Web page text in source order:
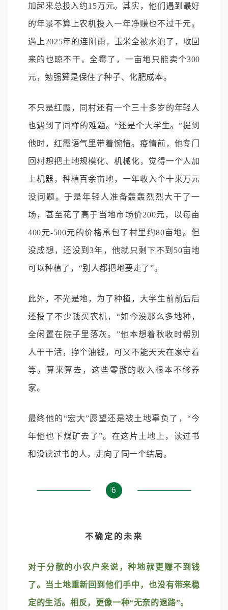
加起来总投入约15万元。其实，他们遇到最好
的年景不算上农机投入一年净赚也不过千元。
遇上2025年的连阴雨，玉米全被水泡了，收回
来的也晾不干，全霉了，一亩地只能卖个300
元，勉强算是保住了种子、化肥成本。
不只是红霞，同村还有一个三十多岁的年轻人
也遇到了同样的难题。“还是个大学生。”提到
他时，红霞语气里带着惋惜。疫情前，他专门
回村想把土地规模化、机械化，觉得一个人加
上机器，种植百余亩地，一年收入个十来万元
没问题。于是年轻人准备轰轰烈烈大干了一
场，甚至花了高于当地市场价200元，以每亩
400元-500元的价格承包了村里约80亩地。但
没成想，还没到3年，他就只剩下不到50亩地
可以种植了，“别人都把地要走了”。
此外，不光是地，为了种植，大学生前前后后
还投了不少钱买农机，“如今没那么多地种，
全闲置在院子里落灰。”他本想着秋收时帮别
人干干活，挣个油钱，可又不能天天在家守着
等。算来算去，这些零散的收入根本不够养
家。
最终他的“宏大”愿望还是被土地辜负了，“今
年他也下煤矿去了”。在这片土地上，读过书
和没读过书的人，走向了同一个结局。
6
不确定的未来
对于分散的小农户来说，种地就更赚不到钱
了。当土地重新回到他们手中，也没有带来稳
定的生活。相反，更像一种“无奈的退路”。